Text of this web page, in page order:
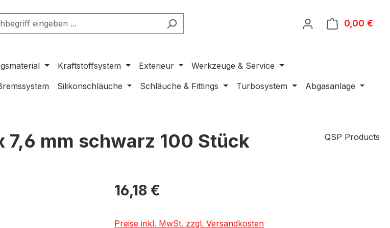
0,00 €
Kraftstoffsystem Exterieur
Werkzeuge & Service
Silikonschläuche Schläuche & Fittings Turbosystem Abgasanlage
7,6 mm schwarz 100 Stück QSP Products
16,18 €
Preise inkl. MwSt. zzgl. Versandkosten